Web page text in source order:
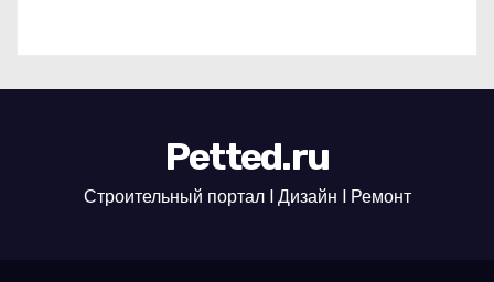
Petted.ru
Строительный портал l Дизайн l Ремонт